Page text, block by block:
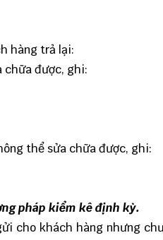
hàng trả lại:
chữa được, ghi:
thể sửa chữa được, ghi:
pháp kiểm kê định kỳ.
cho khách hàng nhưng